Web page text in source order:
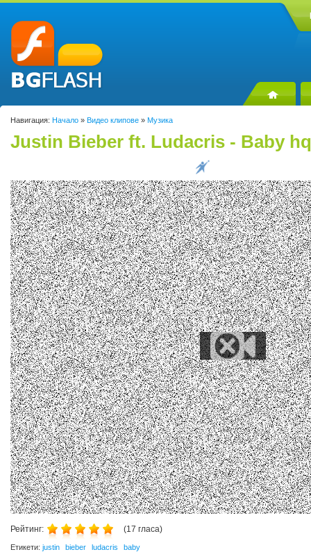
Навигация: Начало » Видео клипове » Музика
Justin Bieber ft. Ludacris - Baby hq
Рейтинг: (17 гласа)
Етикети: justin bieber ludacris baby